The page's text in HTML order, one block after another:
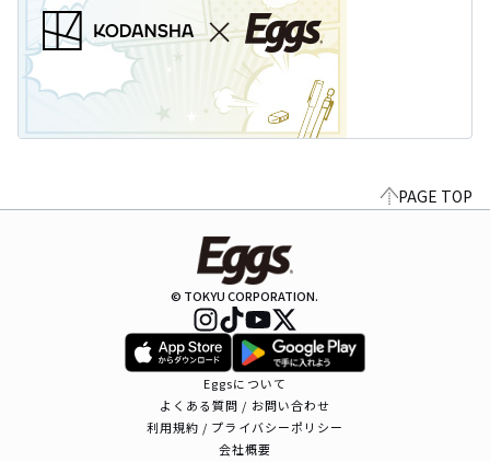
PAGE TOP
© TOKYU CORPORATION.
Eggsについて
よくある質問 / お問い合わせ
利用規約 / プライバシーポリシー
会社概要